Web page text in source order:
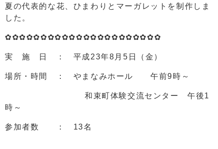
夏の代表的な花、ひまわりとマーガレットを制作しま
した。
✿✿✿✿✿✿✿✿✿✿✿✿✿✿✿✿✿✿✿✿✿✿
実 施 日 ： 平成23年8月5日（金）
場所・時間 ： やまなみホール 午前9時～
和束町体験交流センター 午後1
時～
参加者数 ： 13名